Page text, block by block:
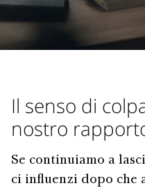
Il senso di
nostro
Se continuiamo a
ci influenzi dopo che